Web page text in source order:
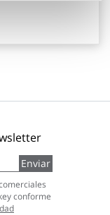
Enviar
conforme